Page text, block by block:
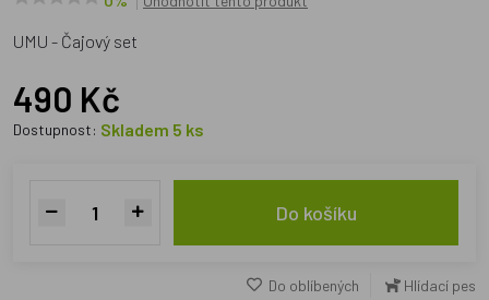
UMU - Čajový set
490 Kč
Dostupnost: Skladem 5 ks
Do košíku
Do oblíbených Hlídací pes